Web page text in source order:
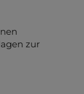
zur